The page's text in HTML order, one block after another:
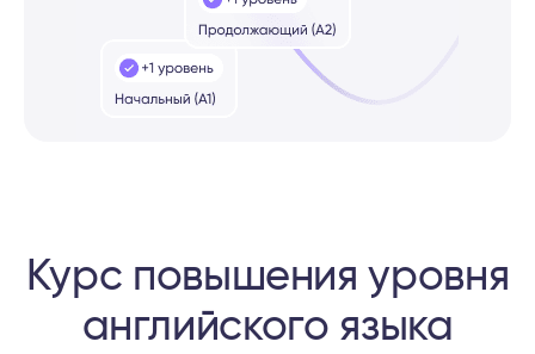
Курс повышения уровня
английского языка